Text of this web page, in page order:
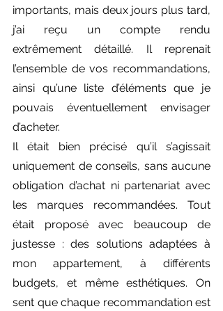
importants, mais deux jours plus tard,
j’ai reçu un compte rendu
extrêmement détaillé. Il reprenait
l’ensemble de vos recommandations,
ainsi qu’une liste d’éléments que je
pouvais éventuellement envisager
d’acheter.
Il était bien précisé qu’il s’agissait
uniquement de conseils, sans aucune
obligation d’achat ni partenariat avec
les marques recommandées. Tout
était proposé avec beaucoup de
justesse : des solutions adaptées à
mon appartement, à différents
budgets, et même esthétiques. On
sent que chaque recommandation est